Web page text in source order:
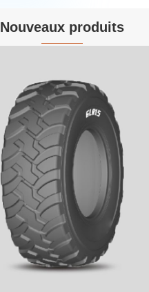
Nouveaux produits